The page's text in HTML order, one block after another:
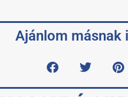
Ajánlom másnak